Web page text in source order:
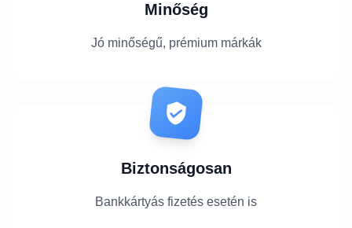
Minőség
Jó minőségű, prémium márkák
Biztonságosan
Bankkártyás fizetés esetén is